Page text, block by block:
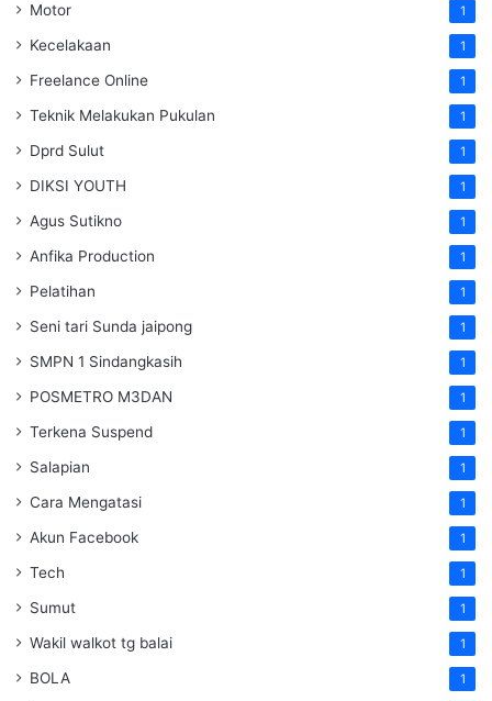
Motor 1
Kecelakaan 1
Freelance Online 1
Teknik Melakukan Pukulan 1
Dprd Sulut 1
DIKSI YOUTH 1
Agus Sutikno 1
Anfika Production 1
Pelatihan 1
Seni tari Sunda jaipong 1
SMPN 1 Sindangkasih 1
POSMETRO M3DAN 1
Terkena Suspend 1
Salapian 1
Cara Mengatasi 1
Akun Facebook 1
Tech 1
Sumut 1
Wakil walkot tg balai 1
BOLA 1